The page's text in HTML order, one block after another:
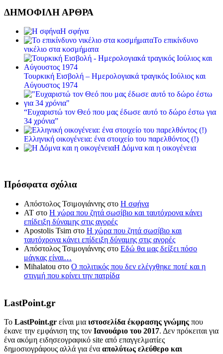
ΔΗΜΟΦΙΛΗ ΑΡΘΡΑ
Η σφήνα
Το επικίνδυνο
νικέλιο στα κοσμήματα
Τουρκική Εισβολή – Ημερολογιακά τραγικός Ιούλιος και
Αύγουστος 1974
“Ευχαριστώ τον Θεό που μας έδωσε αυτό το δώρο έστω για
34 χρόνια”
Ελληνική οικογένεια: ένα στοιχείο του παρελθόντος (!)
Η Δόμνα και η οικογένεια
Πρόσφατα σχόλια
Απόστολος Τσιμογιάννης στο Η σφήνα
ΑΤ στο Η χώρα που ζητά σωσίβιο και ταυτόχρονα κάνει
επίδειξη δύναμης στις αγορές
Apostolis Tsim στο Η χώρα που ζητά σωσίβιο και
ταυτόχρονα κάνει επίδειξη δύναμης στις αγορές
Απόστολος Τσιμογιάννης στο Εδώ θα μας δείξει πόσο
μάγκας είναι…
Mihalatou στο Ο πολιτικός που δεν ελέγχθηκε ποτέ και η
στιγμή που κρίνει την πατρίδα
LastPoint.gr
To LastPoint.gr είναι μια ιστοσελίδα έκφρασης γνώμης που
έκανε την εμφάνιση της τον Ιανουάριο του 2017. Δεν πρόκειται για
ένα ακόμη ειδησεογραφικό site από επαγγελματίες
δημοσιογράφους αλλά για ένα απολύτως ελεύθερο και